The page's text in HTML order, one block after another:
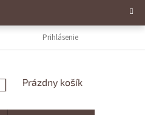
REZANIE LASEROM
Prihlásenie
NÁKUPNÝ KOŠÍK
Prázdny košík